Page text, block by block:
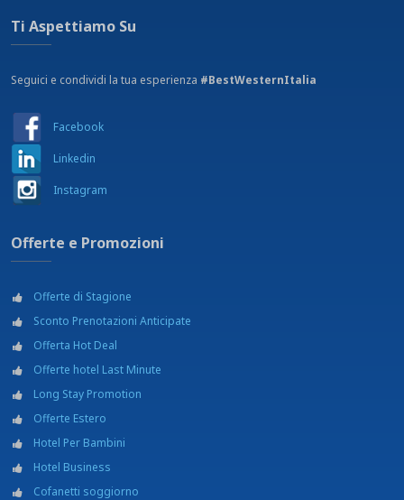
Ti Aspettiamo Su
Seguici e condividi la tua esperienza #BestWesternItalia
Facebook
Linkedin
Instagram
Offerte e Promozioni
Offerte di Stagione
Sconto Prenotazioni Anticipate
Offerta Hot Deal
Offerte hotel Last Minute
Long Stay Promotion
Offerte Estero
Hotel Per Bambini
Hotel Business
Cofanetti soggiorno